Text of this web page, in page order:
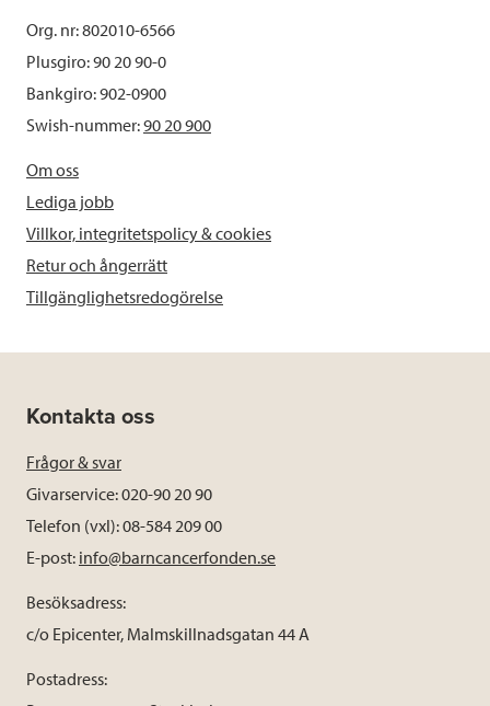
Org. nr: 802010-6566
Plusgiro: 90 20 90-0
Bankgiro: 902-0900
Swish-nummer:90 20 900
Om oss
Lediga jobb
Villkor, integritetspolicy & cookies
Retur och ångerrätt
Tillgänglighetsredogörelse
Kontakta oss
Frågor & svar
Givarservice: 020-90 20 90
Telefon (vxl): 08-584 209 00
E-post: info@barncancerfonden.se
Besöksadress:
c/o Epicenter, Malmskillnadsgatan 44 A
Postadress: